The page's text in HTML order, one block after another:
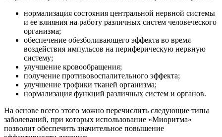
нормализация состояния центральной нервной системы
и ее влияния на работу различных систем человеческого
организма;
обеспечение обезболивающего эффекта во время
воздействия импульсов на периферическую нервную
систему;
улучшение кровообращения;
получение противовоспалительного эффекта;
улучшение трофики тканей организма;
нормализация функций различных систем и органов.
На основе всего этого можно перечислить следующие типы
заболеваний, при которых использование «Миоритма»
позволит обеспечить значительное повышение